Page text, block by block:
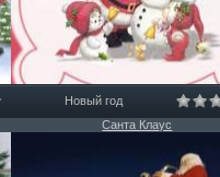
Новый год
Санта Клаус